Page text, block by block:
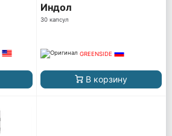
Индол
30 капсул
GREENSIDE
В корзину